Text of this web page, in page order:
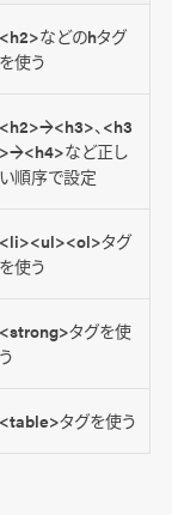
<h2>などのhタグ
を使う
<h2>→<h3>、<h3
>→<h4>など正し
い順序で設定
<li><ul><ol>タグ
を使う
<strong>タグを使
う
<table>タグを使う